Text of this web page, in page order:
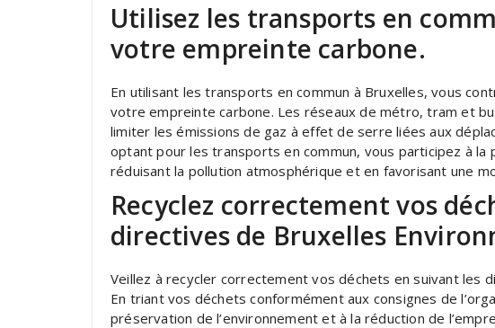
Utilisez les transports en
votre empreinte carbone.
En utilisant les transports en commun à Bruxelles, vous
votre empreinte carbone. Les réseaux de métro, tram et
limiter les émissions de gaz à effet de serre liées aux
optant pour les transports en commun, vous participez à la
réduisant la pollution atmosphérique et en favorisant une
Recyclez correctement vos
directives de Bruxelles
Veillez à recycler correctement vos déchets en suivant les
En triant vos déchets conformément aux consignes de
préservation de l’environnement et à la réduction de